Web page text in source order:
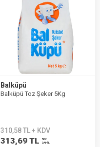
Balküpü
Balküpü Toz Şeker 5Kg
310,58 TL + KDV
313,69 TL
KDV
DAHİL